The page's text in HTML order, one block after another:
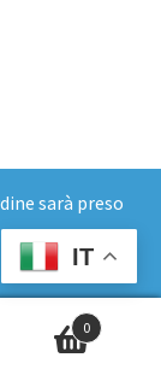
sarà preso
0
IT